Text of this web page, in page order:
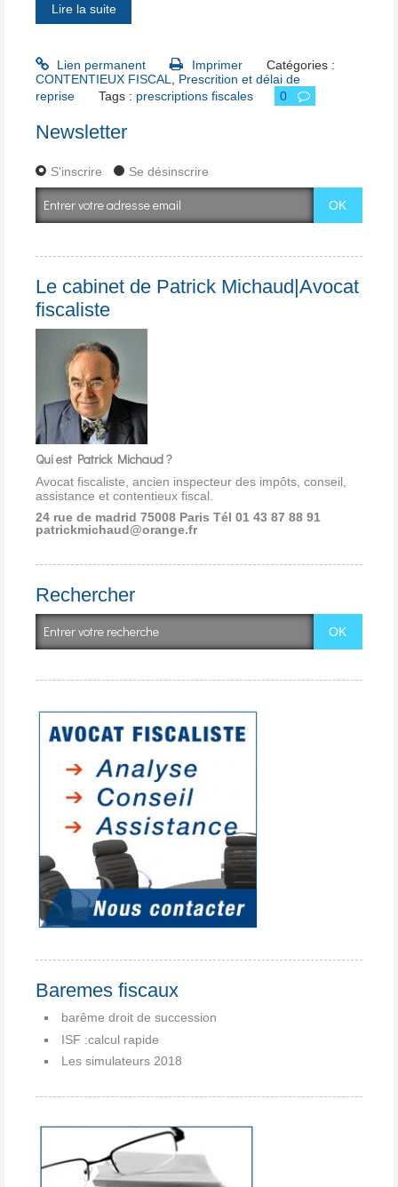
Lire la suite
Lien permanent Imprimer
Catégories :
CONTENTIEUX FISCAL
Prescrition et délai de
reprise
Tags : prescriptions fiscales 0
Newsletter
S'inscrire Se désinscrire
Le cabinet de Patrick Michaud|Avocat
fiscaliste
Qui est Patrick Michaud ?
Avocat fiscaliste, ancien inspecteur des impôts, conseil,
assistance et contentieux fiscal.
24 rue de madrid 75008 Paris Tél 01 43 87 88 91
patrickmichaud@orange.fr
Rechercher
Baremes fiscaux
barême droit de succession
ISF :calcul rapide
Les simulateurs 2018